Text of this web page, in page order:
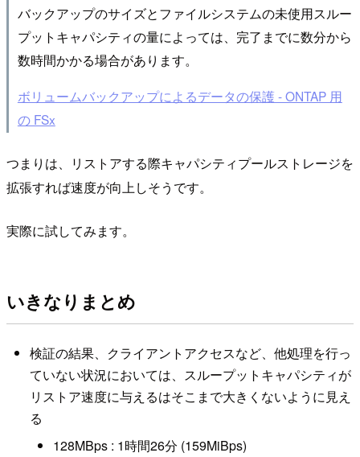
バックアップのサイズとファイルシステムの未使用スルー
プットキャパシティの量によっては、完了までに数分から
数時間かかる場合があります。
ボリュームバックアップによるデータの保護 - ONTAP 用
の FSx
つまりは、リストアする際キャパシティプールストレージを
拡張すれば速度が向上しそうです。
実際に試してみます。
いきなりまとめ
検証の結果、クライアントアクセスなど、他処理を行っ
ていない状況においては、スループットキャパシティが
リストア速度に与えるはそこまで大きくないように見え
る
128MBps : 1時間26分 (159MiBps)